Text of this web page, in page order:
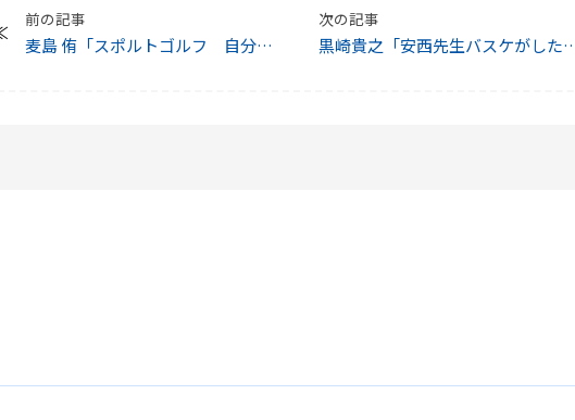
前の記事
麦島 侑「スポルトゴルフ 自分の
次の記事
黒崎貴之「安西先生バスケがした